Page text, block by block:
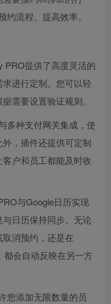
流程、提高效率。
PRO提供了高度灵活的
进行定制。您可以轻
需要设置验证规则。
多种支付网关集成，使
，插件还提供可定制
户和员工都能及时收
与Google日历实现
日历保持同步。无论
消预约，还是在
都会自动反映在另一方
您添加无限数量的员